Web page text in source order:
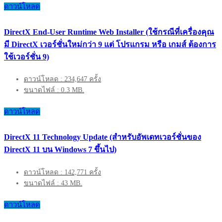
ดาวน์โหลด
DirectX End-User Runtime Web Installer (ใช้กรณีที่เครื่องคุณ
มี DirectX เวอร์ชั่นใหม่กว่า 9 แต่ โปรแกรม หรือ เกมส์ ต้องการ
ใช้เวอร์ชั่น 9)
ดาวน์โหลด : 234,647 ครั้ง
ขนาดไฟล์ : 0.3 MB.
ดาวน์โหลด
DirectX 11 Technology Update (สำหรับอัพเดทเวอร์ชั่นของ
DirectX 11 บน Windows 7 ขึ้นไป)
ดาวน์โหลด : 142,771 ครั้ง
ขนาดไฟล์ : 43 MB.
ดาวน์โหลด